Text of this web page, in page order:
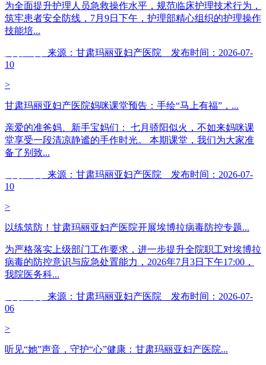
为全面提升护理人员急救操作水平，规范临床护理技术行为，
筑牢患者安全防线，7月9日下午，护理部精心组织的护理操作
技能培...
来源：甘肃玛丽亚妇产医院 发布时间：2026-07-
10
>
甘肃玛丽亚妇产医院妈咪课堂预告：手绘“马上有福”，...
亲爱的准爸妈、新手宝妈们： 七月骄阳似火，不如来妈咪课
堂享受一段清凉静谧的手作时光。 本期课堂，我们为大家准
备了别致...
来源：甘肃玛丽亚妇产医院 发布时间：2026-07-
10
>
以练筑防！甘肃玛丽亚妇产医院开展埃博拉病毒防控专题...
为严格落实上级部门工作要求，进一步提升全院职工对埃博拉
病毒的防控意识与应急处置能力，2026年7月3日下午17:00，
我院医务科...
来源：甘肃玛丽亚妇产医院 发布时间：2026-07-
06
>
听见“她”声音，守护“心”健康：甘肃玛丽亚妇产医院...